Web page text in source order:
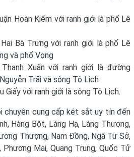
Hoàn Kiếm với ranh giới là phố Lê
Bà Trưng với ranh giới là phố Lê
và phố Vọng
Xuân với ranh giới là đường
Trãi và sông Tô Lịch
Giấy với ranh giới là sông Tô Lịch.
chuyên cung cấp két sắt uy tín đến
Hàng Bột, Láng Hạ, Láng Thượng,
Thượng, Nam Đồng, Ngã Tư Sở,
Phương Mai, Quang Trung, Quốc Tử